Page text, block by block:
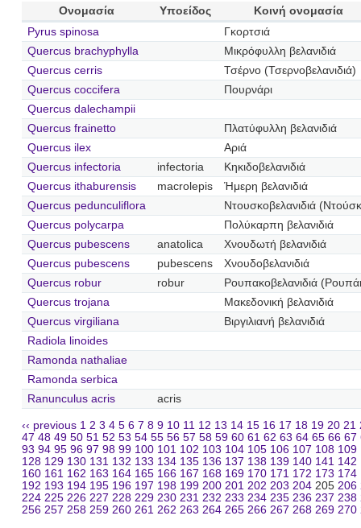
Ονομασία Υποείδος
Κοινή ονομασία
Pyrus spinosa
Γκορτσιά
Quercus brachyphylla
Μικρόφυλλη βελανιδιά
Quercus cerris
Τσέρνο (Τσερνοβελανιδιά)
Quercus coccifera
Πουρνάρι
Quercus dalechampii
Quercus frainetto
Πλατύφυλλη βελανιδιά
Quercus ilex
Αριά
Quercus infectoria
infectoria
Κηκιδοβελανιδιά
Quercus ithaburensis
macrolepis
Ήμερη βελανιδιά
Quercus pedunculiflora
Ντουσκοβελανιδιά
Quercus polycarpa
Πολύκαρπη βελανιδιά
Quercus pubescens
anatolica
Χνουδωτή βελανιδιά
Quercus pubescens
pubescens
Χνουδοβελανιδιά
Quercus robur
robur
Ρουπακοβελανιδιά
Quercus trojana
Μακεδονική βελανιδιά
Quercus virgiliana
Βιργιλιανή βελανιδιά
Radiola linoides
Ramonda nathaliae
Ramonda serbica
Ranunculus acris
acris
‹‹ previous 1 2 3 4 5 6 7 8 9 10 11 12 13 14 15 16 17 18 19 20 21
47 48 49 50 51 52 53 54 55 56 57 58 59 60 61 62 63 64 65 66 67
93 94 95 96 97 98 99 100 101 102 103 104 105 106 107 108 109
128 129 130 131 132 133 134 135 136 137 138 139 140 141 142
160 161 162 163 164 165 166 167 168 169 170 171 172 173 174
192 193 194 195 196 197 198 199 200 201 202 203 204 205 206
224 225 226 227 228 229 230 231 232 233 234 235 236 237 238
256 257 258 259 260 261 262 263 264 265 266 267 268 269 270